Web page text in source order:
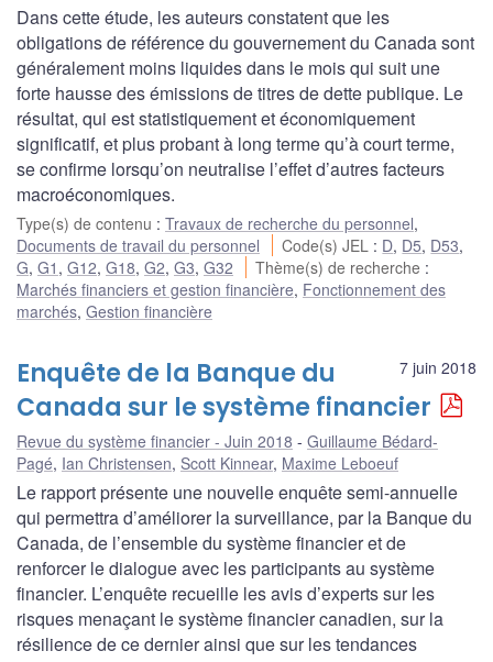
Dans cette étude, les auteurs constatent que les
obligations de référence du gouvernement du Canada sont
généralement moins liquides dans le mois qui suit une
forte hausse des émissions de titres de dette publique. Le
résultat, qui est statistiquement et économiquement
significatif, et plus probant à long terme qu’à court terme,
se confirme lorsqu’on neutralise l’effet d’autres facteurs
macroéconomiques.
Type(s) de contenu : Travaux de recherche du personnel,
Documents de travail du personnel
Code(s) JEL : D, D5, D53,
G, G1 , G12, G18, G2, G3, G32 Thème(s) de recherche :
Marchés financiers et gestion financière, Fonctionnement des
marchés, Gestion financière
7 juin 2018
Enquête de la Banque du
Canada sur le système financier
Revue du système financier - Juin 2018
Guillaume Bédard-
Pagé, Ian Christensen, Scott Kinnear, Maxime Leboeuf
Le rapport présente une nouvelle enquête semi-annuelle
qui permettra d’améliorer la surveillance, par la Banque du
Canada, de l’ensemble du système financier et de
renforcer le dialogue avec les participants au système
financier. L’enquête recueille les avis d’experts sur les
risques menaçant le système financier canadien, sur la
résilience de ce dernier ainsi que sur les tendances